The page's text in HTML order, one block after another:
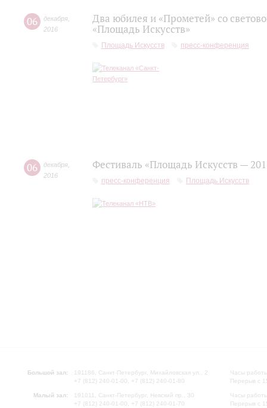
06 декабря
2016
Два юбилея и «Прометей» со
«Площадь Искусств»
Площадь Искусств пресс-конференция
06 декабря
2016
Фестиваль «Площадь Искусств —
пресс-конференция Площадь Искусств
Большой зал:
191186, Санкт-Петербург, Михайловская ул., 2
+7 (812) 240-01-00, +7 (812) 240-01-80
Малый зал:
191011, Санкт-Петербург, Невский пр., 30
+7 (812) 240-01-00, +7 (812) 240-01-70
Часы
Перерыв с
Часы
Перерыв с